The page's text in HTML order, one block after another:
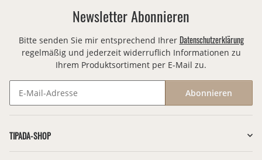
Newsletter Abonnieren
Bitte senden Sie mir entsprechend Ihrer Datenschutzerklärung
regelmäßig und jederzeit widerruflich Informationen zu
Ihrem Produktsortiment per E-Mail zu.
Abonnieren
TIPADA-SHOP